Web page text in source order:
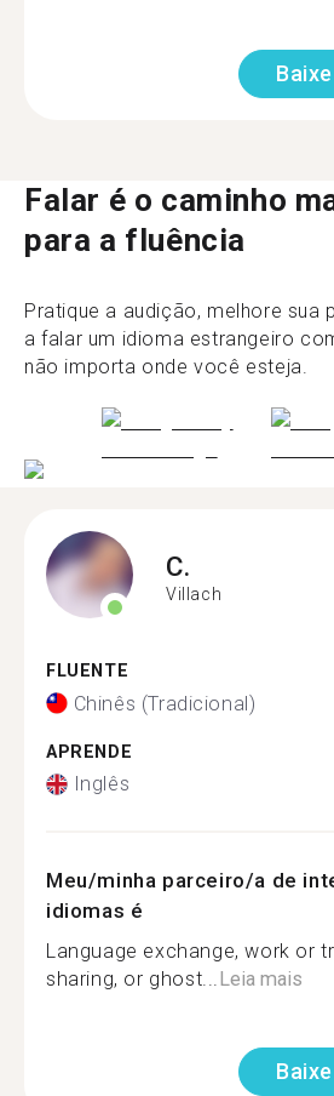
Falar é o caminho
para a fluência
Pratique a audição, melhore sua
a falar um idioma estrangeiro
não importa onde você esteja.
C.
Villach
FLUENTE
Chinês (Tradicional)
APRENDE
Inglês
Meu/minha parceiro/a de
idiomas é
Language exchange, work or
sharing, or ghost...Leia mais